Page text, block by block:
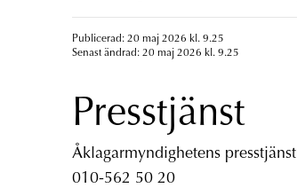
Publicerad: 20 maj 2026 kl. 9.25
Senast ändrad: 20 maj 2026 kl. 9.25
Presstjänst
Åklagarmyndighetens presstjänst
010-562 50 20